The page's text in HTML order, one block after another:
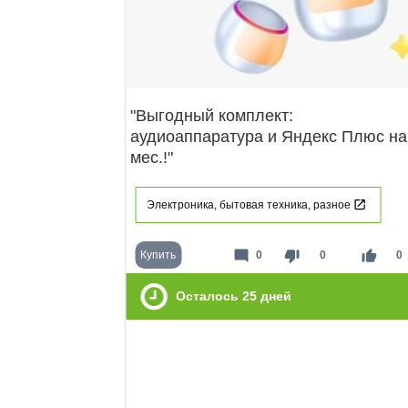
"Выгодный комплект:
аудиоаппаратура и Яндекс Плюс
мес.!"
Электроника, бытовая техника, разное
Купить thumb_down 0 thumb_up 0
mode_comment 0
Осталось 25 дней